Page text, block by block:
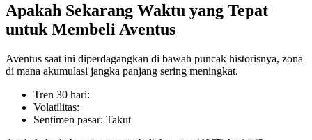
TradFi
Apakah Sekarang Waktu yang Tepat
untuk Membeli Aventus
Aventus saat ini diperdagangkan di bawah puncak historisnya, zona
di mana akumulasi jangka panjang sering meningkat.
Tren 30 hari:
Volatilitas:
Sentimen pasar: Takut